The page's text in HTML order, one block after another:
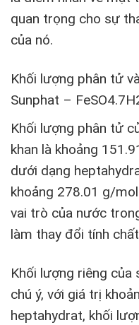
quan trọng cho sự
của nó.
Khối lượng phân tử
Sunphat –
Khối lượng phân tử
khan là khoảng
dưới dạng
khoảng 278.01 g/
vai trò của nước
làm thay đổi tính
Khối lượng riêng của
chú ý, với giá trị
heptahydrat, khối